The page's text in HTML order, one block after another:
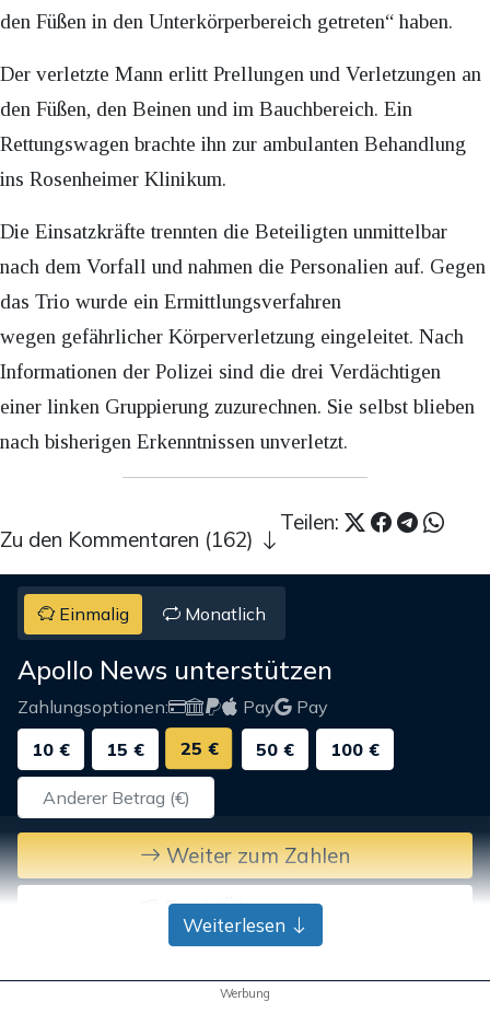
den Füßen in den Unterkörperbereich getreten“ haben.
Der verletzte Mann erlitt Prellungen und Verletzungen an
den Füßen, den Beinen und im Bauchbereich. Ein
Rettungswagen brachte ihn zur ambulanten Behandlung
ins Rosenheimer Klinikum.
Die Einsatzkräfte trennten die Beteiligten unmittelbar
nach dem Vorfall und nahmen die Personalien auf. Gegen
das Trio wurde ein Ermittlungsverfahren
wegen gefährlicher Körperverletzung eingeleitet. Nach
Informationen der Polizei sind die drei Verdächtigen
einer linken Gruppierung zuzurechnen. Sie selbst blieben
nach bisherigen Erkenntnissen unverletzt.
Teilen:
Zu den Kommentaren (162)
Einmalig Monatlich
Apollo News unterstützen
Zahlungsoptionen: Pay
Pay
10 €
15 € 25 € 50 € 100 €
Weiter zum Zahlen
Bank-Überweisung
Weiterlesen
Werbung